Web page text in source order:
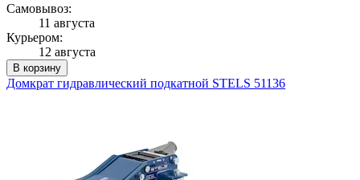
Самовывоз:
11 августа
Курьером:
12 августа
В корзину
Домкрат гидравлический подкатной STELS 51136